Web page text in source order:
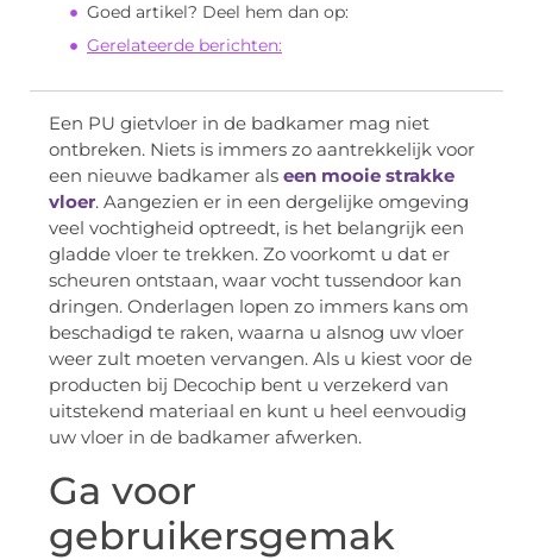
Goed artikel? Deel hem dan op:
Gerelateerde berichten:
Een PU gietvloer in de badkamer mag niet
ontbreken. Niets is immers zo aantrekkelijk voor
een nieuwe badkamer als een mooie strakke
vloer. Aangezien er in een dergelijke omgeving
veel vochtigheid optreedt, is het belangrijk een
gladde vloer te trekken. Zo voorkomt u dat er
scheuren ontstaan, waar vocht tussendoor kan
dringen. Onderlagen lopen zo immers kans om
beschadigd te raken, waarna u alsnog uw vloer
weer zult moeten vervangen. Als u kiest voor de
producten bij Decochip bent u verzekerd van
uitstekend materiaal en kunt u heel eenvoudig
uw vloer in de badkamer afwerken.
Ga voor
gebruikersgemak